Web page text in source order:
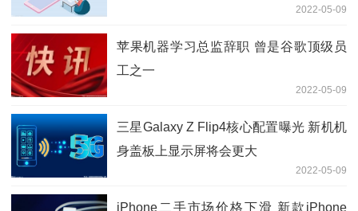
2022-05-09
苹果机器学习总监辞职 曾是谷歌顶级员
工之一
2022-05-09
三星Galaxy Z Flip4核心配置曝光 新机机
身盖板上显示屏将会更大
2022-05-09
iPhone二手市场价格下滑 新款iPhone